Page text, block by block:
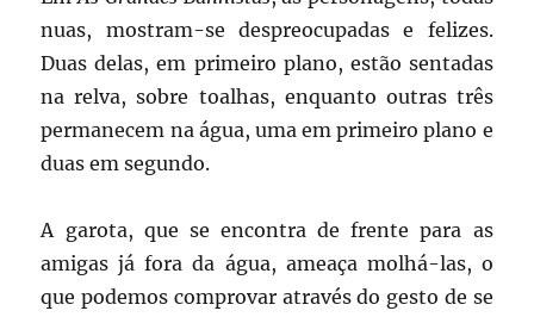
nuas, mostram-se despreocupadas e felizes.
Duas delas, em primeiro plano, estão sentadas
na relva, sobre toalhas, enquanto outras três
permanecem na água, uma em primeiro plano e
duas em segundo.
A garota, que se encontra de frente para as
amigas já fora da água, ameaça molhá-las, o
que podemos comprovar através do gesto de se